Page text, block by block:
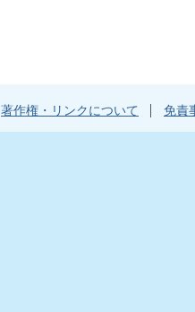
著作権・リンクについて 免責